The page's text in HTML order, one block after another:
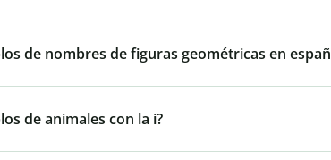
de nombres de figuras geométricas en
de animales con la i?